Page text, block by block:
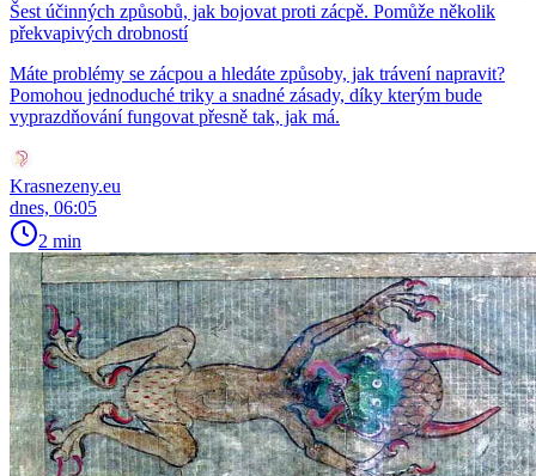
Šest účinných způsobů, jak bojovat proti zácpě. Pomůže několik
překvapivých drobností
Máte problémy se zácpou a hledáte způsoby, jak trávení napravit?
Pomohou jednoduché triky a snadné zásady, díky kterým bude
vyprazdňování fungovat přesně tak, jak má.
Krasnezeny.eu
dnes, 06:05
2 min